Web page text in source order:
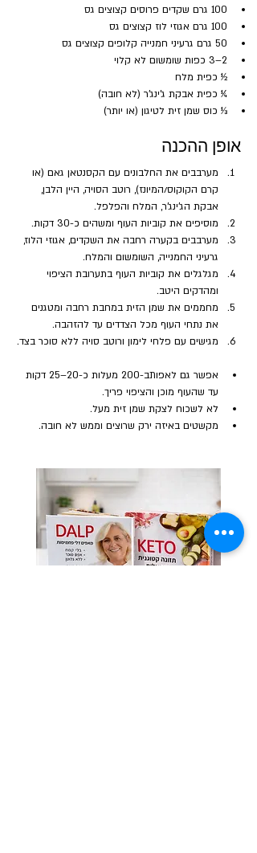
100 גרם שקדים פרוסים קצוצים גס
100 גרם אגוזי לוז קצוצים גס
50 גרם גרעיני חמנייה קלופים קצוצים גס
2–3 כפות שומשום לא קלוי
½ כפית מלח
¼ כפית אבקת ג'ינג'ר (לא חובה)
⅓ כוס שמן זית לטיגון (או יותר)
אופן ההכנה
מערבבים את החלבונים עם הקסנטאן גאם (או
קרם הקוקוס/המיונז), רוטב הסויה, היין הלבן,
אבקת הג'ינג'ר, המלח והפלפל.
מוסיפים את קוביות העוף ומשהים כ-30 דקות.
מערבבים בקערה רחבה את השקדים, אגוזי הלוז,
גרעיני החמנייה, השומשום והמלח.
מגלגלים את קוביות העוף בתערובת הציפוי
ומהדקים היטב.
מחממים את שמן הזית במחבת רחבה ומטגנים
את נתחי העוף מכל הצדדים עד להזהבה.
מגישים עם פלחי לימון ורוטב סויה ללא סוכר בצד.
אפשר גם לאפותב-200 מעלות כ-20–25 דקות
עד שהעוף מוכן והציפוי פריך.
לא לשכוח לצקת שמן זית מעל.
מקשטים באיזה ירק שרוצים וממש לא חובה.